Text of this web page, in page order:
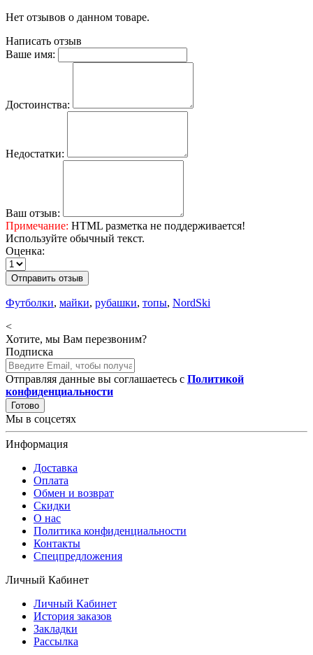
Нет отзывов о данном товаре.
Написать отзыв
Ваше имя:
Достоинства:
Недостатки:
Ваш отзыв:
Примечание: HTML разметка не поддерживается!
Используйте обычный текст.
Оценка:
Отправить отзыв
Футболки, майки, рубашки, топы, NordSki
<
Хотите, мы Вам перезвоним?
Подписка
Отправляя данные вы соглашаетесь с Политикой
конфиденциальности
Готово
Мы в соцсетях
Информация
Доставка
Оплата
Обмен и возврат
Скидки
О нас
Политика конфиденциальности
Контакты
Спецпредложения
Личный Кабинет
Личный Кабинет
История заказов
Закладки
Рассылка